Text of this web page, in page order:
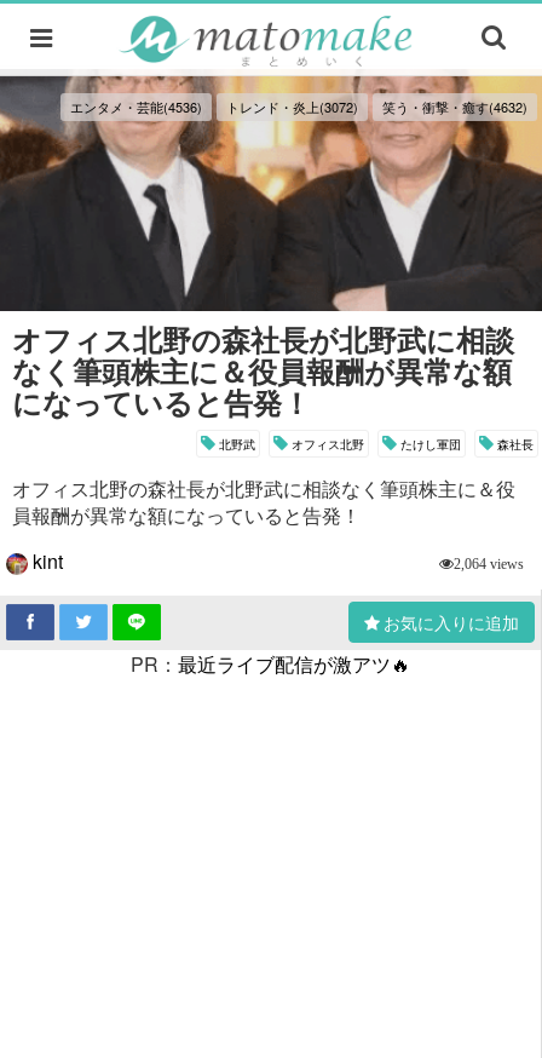
エンタメ・芸能(4536) トレンド・炎上(3072) 笑う・衝撃・癒す(4632)
オフィス北野の森社長が北野武に相談
なく筆頭株主に＆役員報酬が異常な額
になっていると告発！
北野武 オフィス北野 たけし軍団 森社長
オフィス北野の森社長が北野武に相談なく筆頭株主に＆役
員報酬が異常な額になっていると告発！
kint
2,064 views
お気に入りに追加
PR： 最近ライブ配信が激アツ🔥